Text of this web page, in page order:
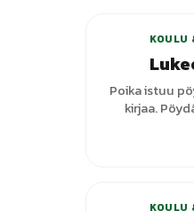
KOULU
Poika istuu
kirjaa.
KOULU